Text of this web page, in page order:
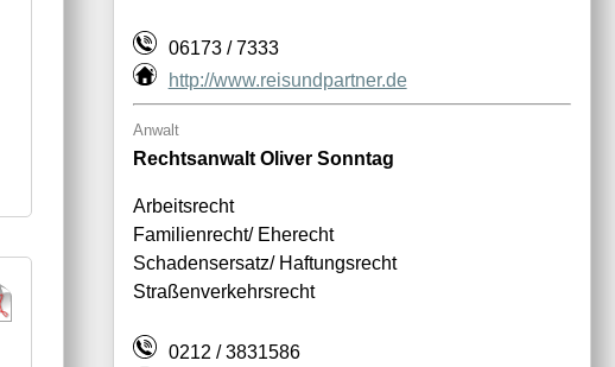
06173 / 7333
http://www.reisundpartner.de
Anwalt
Rechtsanwalt Oliver Sonntag
Arbeitsrecht
Familienrecht/ Eherecht
Schadensersatz/ Haftungsrecht
Straßenverkehrsrecht
0212 / 3831586